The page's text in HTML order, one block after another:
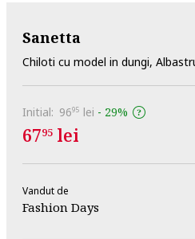
Sanetta
Chiloti cu model in dungi,
Initial: 9695 lei - 29%
6795 lei
Vandut de
Fashion Days